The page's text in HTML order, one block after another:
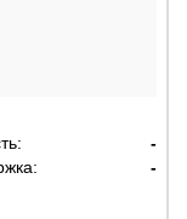
-
-